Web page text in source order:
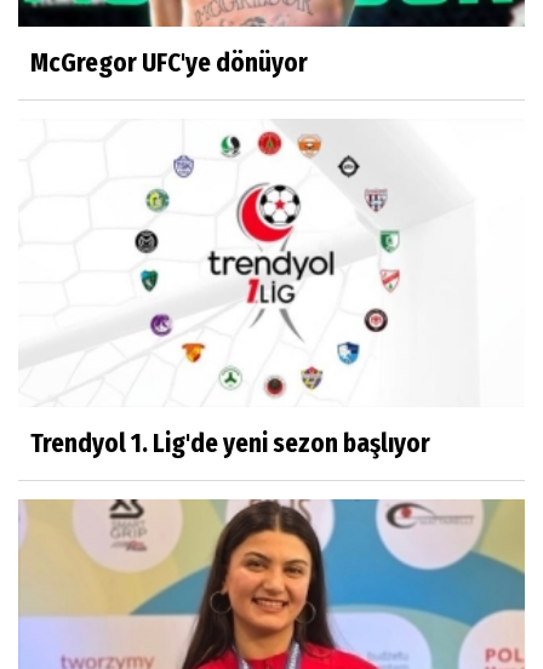
McGregor UFC'ye dönüyor
Trendyol 1. Lig'de yeni sezon başlıyor